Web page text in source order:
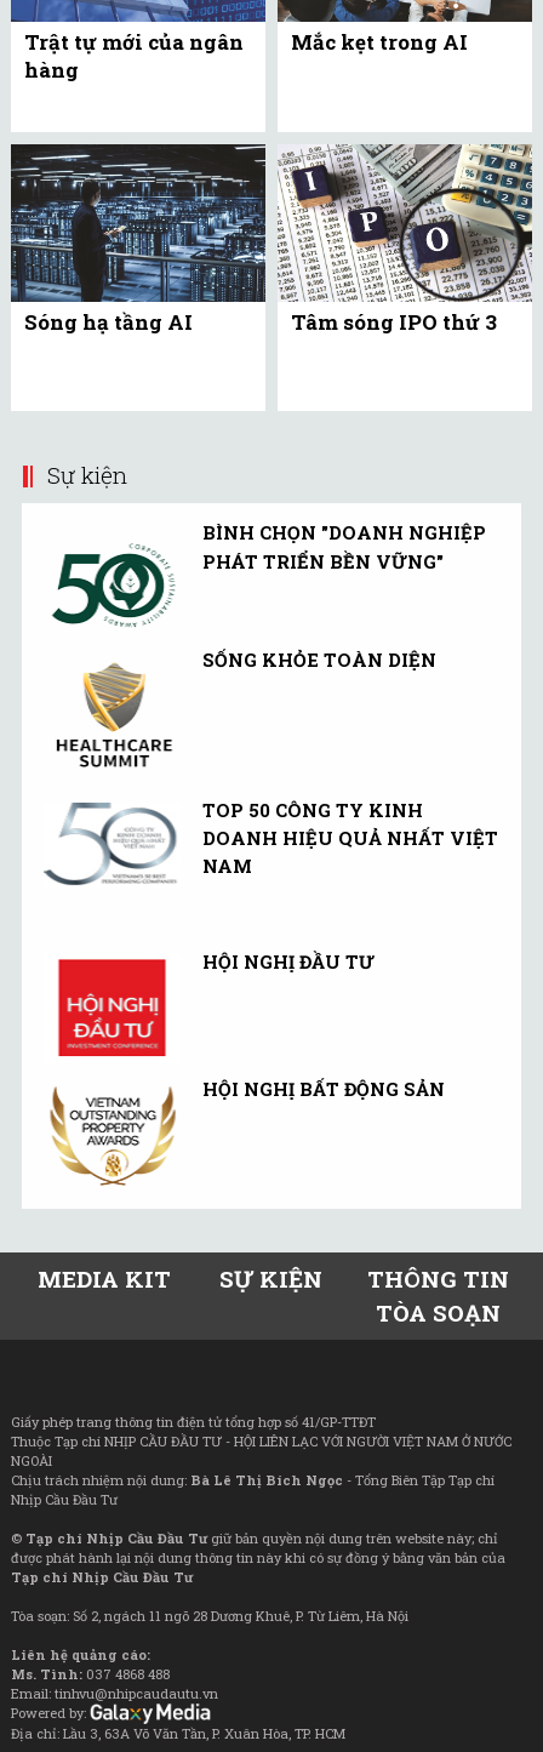
Trật tự mới của ngân
hàng
Mắc kẹt trong AI
Sóng hạ tầng AI Tâm sóng IPO thứ 3
Sự kiện
BÌNH CHỌN "DOANH NGHIỆP
PHÁT TRIỂN BỀN VỮNG"
SỐNG KHỎE TOÀN DIỆN
TOP 50 CÔNG TY KINH
DOANH HIỆU QUẢ NHẤT VIỆT
NAM
HỘI NGHỊ ĐẦU TƯ
HỘI NGHỊ BẤT ĐỘNG SẢN
MEDIA KIT SỰ KIỆN
THÔNG TIN
TÒA SOẠN
Giấy phép trang thông tin điện tử tổng hợp số 41/GP-TTĐT
Thuộc Tạp chí NHỊP CẦU ĐẦU TƯ - HỘI LIÊN LẠC VỚI NGƯỜI VIỆT NAM Ở NƯỚC
NGOÀI
Chịu trách nhiệm nội dung: Bà Lê Thị Bích Ngọc - Tổng Biên Tập Tạp chí
Nhịp Cầu Đầu Tư
© Tạp chí Nhịp Cầu Đầu Tưgiữ bản quyền nội dung trên website này; chỉ
được phát hành lại nội dung thông tin này khi có sự đồng ý bằng văn bản của
Tạp chí Nhịp Cầu Đầu Tư
Tòa soạn: Số 2, ngách 11 ngõ 28 Dương Khuê, P. Từ Liêm, Hà Nội
Liên hệ quảng cáo:
Ms. Tình: 037 4868 488
Email: tinhvu@nhipcaudautu.vn
Powered by:
Địa chỉ: Lầu 3, 63A Võ Văn Tần, P. Xuân Hòa, TP. HCM